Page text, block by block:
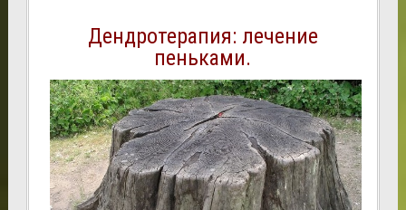
Дендротерапия: лечение
пеньками.